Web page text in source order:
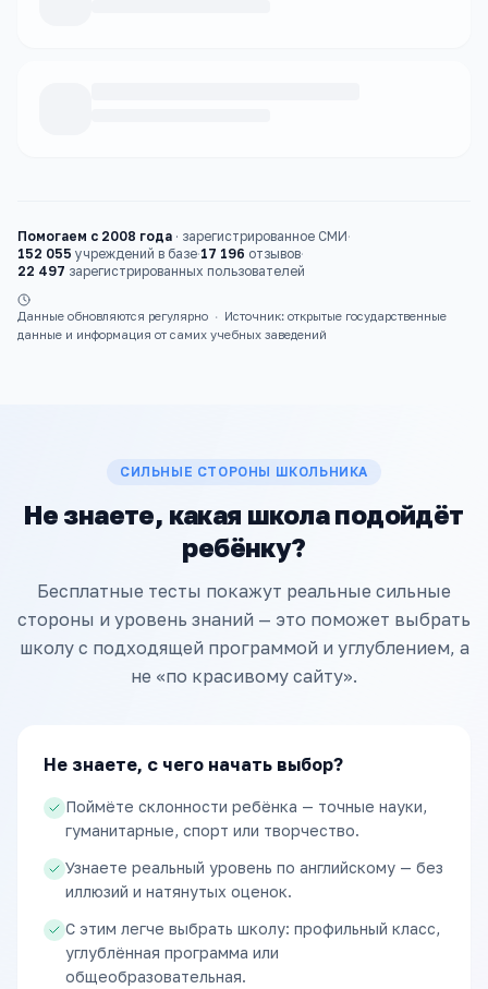
Помогаем с 2008 года · зарегистрированное СМИ·
152 055 учреждений в базе·17 196 отзывов·
22 497 зарегистрированных пользователей
Данные обновляются регулярно ·
Источник: открытые государственные
данные и информация от самих учебных заведений
СИЛЬНЫЕ СТОРОНЫ ШКОЛЬНИКА
Не знаете, какая школа подойдёт
ребёнку?
Бесплатные тесты покажут реальные сильные
стороны и уровень знаний — это поможет выбрать
школу с подходящей программой и углублением, а
не «по красивому сайту».
Не знаете, с чего начать выбор?
Поймёте склонности ребёнка — точные науки,
гуманитарные, спорт или творчество.
Узнаете реальный уровень по английскому — без
иллюзий и натянутых оценок.
С этим легче выбрать школу: профильный класс,
углублённая программа или
общеобразовательная.